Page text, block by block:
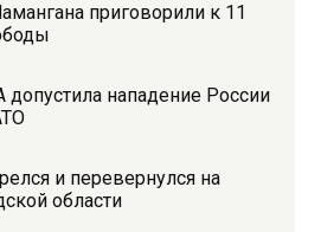
приговорили к 11
нападение России
и перевернулся на
области